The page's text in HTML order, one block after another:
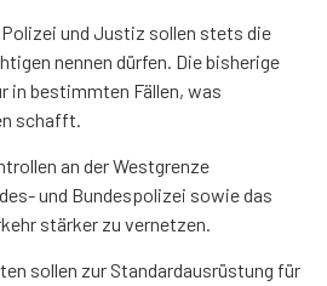
und Justiz sollen stets die
nennen dürfen. Die bisherige
in bestimmten Fällen, was
schafft.
an der Westgrenze
und Bundespolizei sowie das
stärker zu vernetzen.
sollen zur Standardausrüstung für